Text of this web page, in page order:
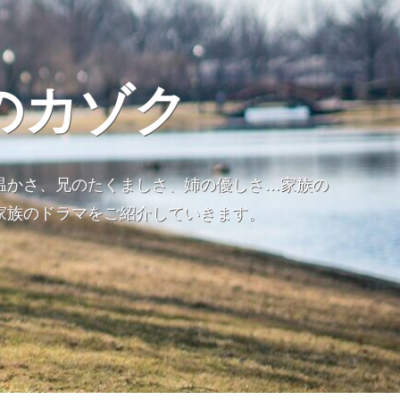
カゾク
かさ、兄のたくましさ、姉の優しさ…家族の
のドラマをご紹介していきます。